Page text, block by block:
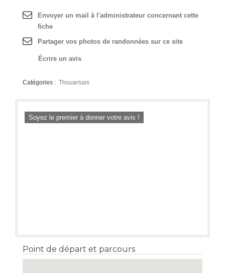
Envoyer un mail à l'administrateur concernant cette
fiche
Partager vos photos de randonnées sur ce site
Écrire un avis
Catégories : Thouarsais
Soyez le premier à donner votre avis !
Point de départ et parcours